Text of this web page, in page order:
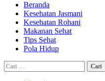
Beranda
Kesehatan Jasmani
Kesehatan Rohani
Makanan Sehat
Tips Sehat
Pola Hidup
Cari
untuk: